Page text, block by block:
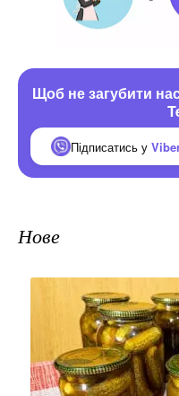
Щоб не загубити
Підписатись у
Нове